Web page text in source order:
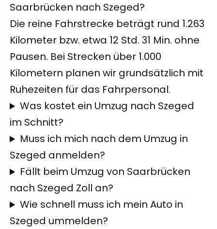
Saarbrücken nach Szeged?
Die reine Fahrstrecke beträgt rund 1.263
Kilometer bzw. etwa 12 Std. 31 Min. ohne
Pausen. Bei Strecken über 1.000
Kilometern planen wir grundsätzlich mit
Ruhezeiten für das Fahrpersonal.
Was kostet ein Umzug nach Szeged
im Schnitt?
Muss ich mich nach dem Umzug in
Szeged anmelden?
Fällt beim Umzug von Saarbrücken
nach Szeged Zoll an?
Wie schnell muss ich mein Auto in
Szeged ummelden?